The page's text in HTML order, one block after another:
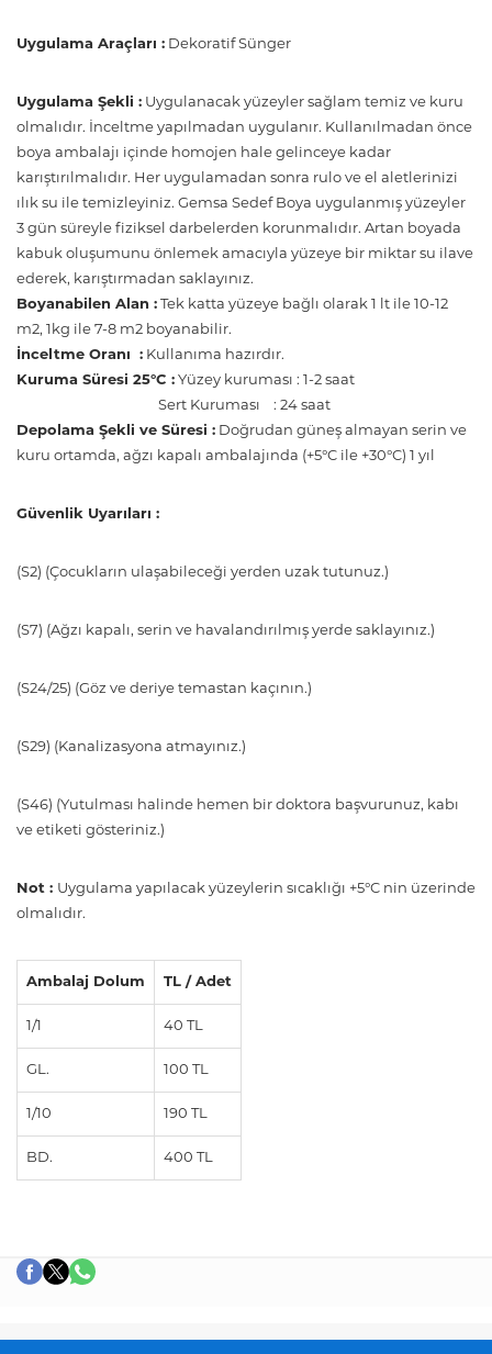
Uygulama Araçları : Dekoratif Sünger
Uygulama Şekli : Uygulanacak yüzeyler sağlam temiz ve kuru
olmalıdır. İnceltme yapılmadan uygulanır. Kullanılmadan önce
boya ambalajı içinde homojen hale gelinceye kadar
karıştırılmalıdır. Her uygulamadan sonra rulo ve el aletlerinizi
ılık su ile temizleyiniz. Gemsa Sedef Boya uygulanmış yüzeyler
3 gün süreyle fiziksel darbelerden korunmalıdır. Artan boyada
kabuk oluşumunu önlemek amacıyla yüzeye bir miktar su ilave
ederek, karıştırmadan saklayınız.
Boyanabilen Alan : Tek katta yüzeye bağlı olarak 1 lt ile 10-12
m2, 1kg ile 7-8 m2 boyanabilir.
İnceltme Oranı : Kullanıma hazırdır.
Kuruma Süresi 25°C : Yüzey kuruması : 1-2 saat
Sert Kuruması : 24 saat
Depolama Şekli ve Süresi : Doğrudan güneş almayan serin ve
kuru ortamda, ağzı kapalı ambalajında (+5°C ile +30°C) 1 yıl
Güvenlik Uyarıları :
(S2) (Çocukların ulaşabileceği yerden uzak tutunuz.)
(S7) (Ağzı kapalı, serin ve havalandırılmış yerde saklayınız.)
(S24/25) (Göz ve deriye temastan kaçının.)
(S29) (Kanalizasyona atmayınız.)
(S46) (Yutulması halinde hemen bir doktora başvurunuz, kabı
ve etiketi gösteriniz.)
Not : Uygulama yapılacak yüzeylerin sıcaklığı +5°C nin üzerinde
olmalıdır.
Ambalaj Dolum TL / Adet
1/1 40 TL
GL. 100 TL
1/10 190 TL
BD. 400 TL